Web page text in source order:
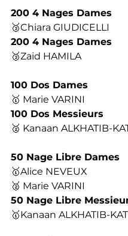
200 4 Nages Dames
🥉Chiara GIUDICELLI
200 4 Nages Dames
🥉Zaid HAMILA
100 Dos Dames
🥇 Marie VARINI
100 Dos Messieurs
🥈 Kanaan ALKHATIB-
50 Nage Libre Dames
🥇Alice NEVEUX
🥈 Marie VARINI
50 Nage Libre
🥇Kanaan ALKHATIB-KAT